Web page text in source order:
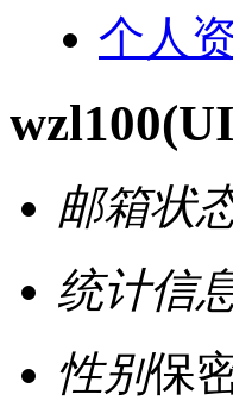
个人
wzl100
邮箱状
统计信
性别保